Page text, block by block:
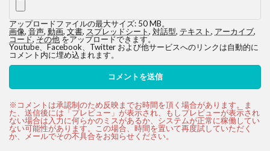
アップロードファイルの最大サイズ: 50 MB。
画像, 音声, 動画, 文書, スプレッドシート, 対話型, テキスト, アーカイブ,
コード,その他をアップロードできます。
Youtube、Facebook、Twitter および他サービスへのリンクは自動的に
コメント内に埋め込まれます。